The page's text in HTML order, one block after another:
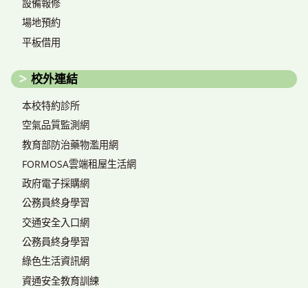
設備報修
場地預約
平板借用
校外連結
本校特約診所
空氣品質監測網
教育部防治藥物濫用網
FORMOSA雲端租屋生活網
政府電子採購網
公務員終身學習
交通安全入口網
公務員終身學習
綠色生活資訊網
資通安全教育訓練